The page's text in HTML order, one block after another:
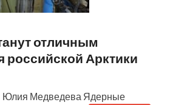
отличным
Арктики
Юлия Медведева Ядерные